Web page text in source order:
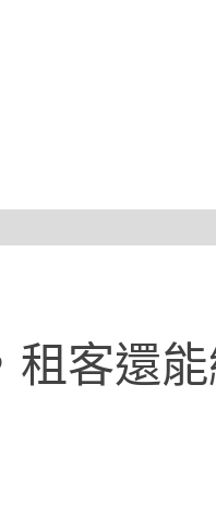
租客還